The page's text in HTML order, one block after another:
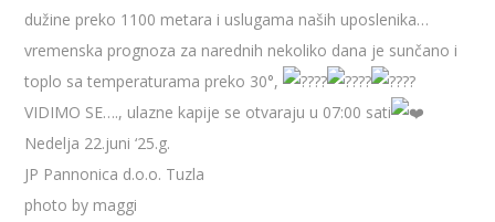
dužine preko 1100 metara i uslugama naših uposlenika…
vremenska prognoza za narednih nekoliko dana je sunčano i
toplo sa temperaturama preko 30°,
VIDIMO SE…., ulazne kapije se otvaraju u 07:00 sati
Nedelja 22.juni ‘25.g.
JP Pannonica d.o.o. Tuzla
photo by maggi